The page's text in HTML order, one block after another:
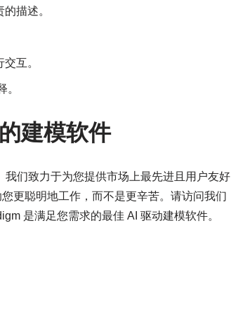
描述。
互。
。
建模软件
们致力于为您提供市场上最先进且用户友好
更聪明地工作，而不是更辛苦。请访问我们
是满足您需求的最佳 AI 驱动建模软件。